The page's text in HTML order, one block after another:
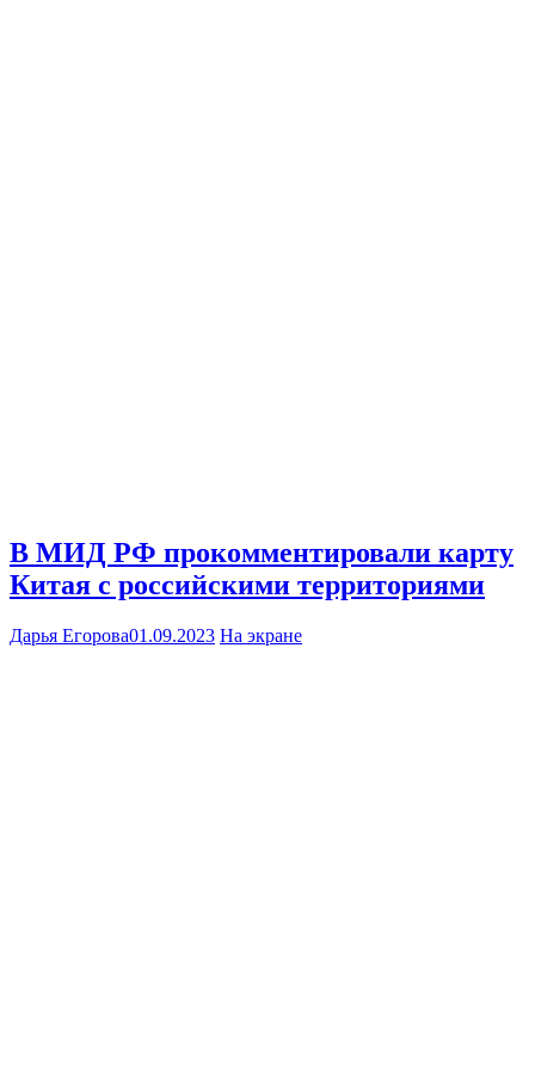
В МИД РФ прокомментировали карту
Китая с российскими территориями
Дарья Егорова01.09.2023 На экране